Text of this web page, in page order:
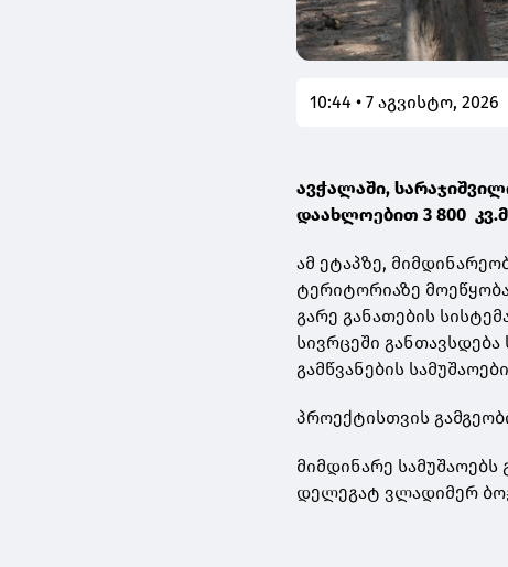
10:44 • 7 აგვისტო, 2026
ავჭალაში,
დაახლოებით 3 800
ამ ეტაპზე,
ტერიტორიაზე
გარე განათების
სივრცეში
გამწვანების
პროექტისთვის
მიმდინარე
დელეგატ ვლადიმერ